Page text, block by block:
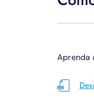
Aprenda